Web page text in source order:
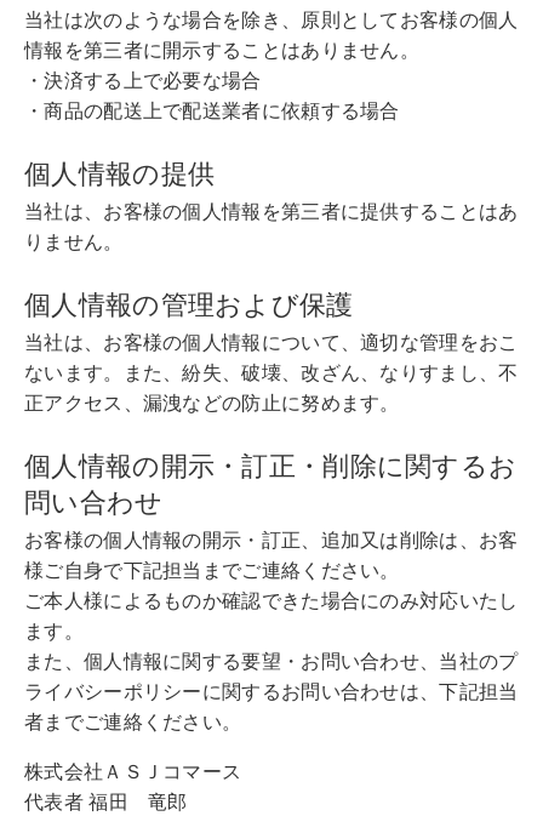
当社は次のような場合を除き、原則としてお客様の個人
情報を第三者に開示することはありません。
・決済する上で必要な場合
・商品の配送上で配送業者に依頼する場合
個人情報の提供
当社は、お客様の個人情報を第三者に提供することはあ
りません。
個人情報の管理および保護
当社は、お客様の個人情報について、適切な管理をおこ
ないます。また、紛失、破壊、改ざん、なりすまし、不
正アクセス、漏洩などの防止に努めます。
個人情報の開示・訂正・削除に関するお
問い合わせ
お客様の個人情報の開示・訂正、追加又は削除は、お客
様ご自身で下記担当までご連絡ください。
ご本人様によるものか確認できた場合にのみ対応いたし
ます。
また、個人情報に関する要望・お問い合わせ、当社のプ
ライバシーポリシーに関するお問い合わせは、下記担当
者までご連絡ください。
株式会社ＡＳＪコマース
代表者 福田 竜郎